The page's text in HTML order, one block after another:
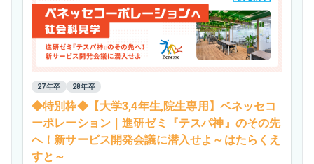
27年卒 28年卒
◆特別枠◆【大学3,4年生,院生専用】ベネッセコ
ーポレーション｜進研ゼミ『テスパ神』のその先
へ！新サービス開発会議に潜入せよ～はたらくえ
すと～